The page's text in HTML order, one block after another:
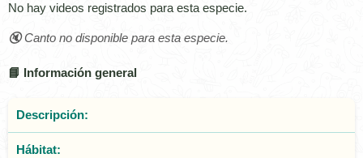
No hay videos registrados para esta especie.
🔇 Canto no disponible para esta especie.
📘 Información general
Descripción:
Hábitat: